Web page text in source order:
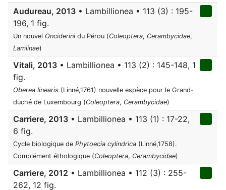
Audureau, 2013 • Lambillionea • 113 (3) : 195-
196, 1 fig.
Un nouvel Onciderini du Pérou (Coleoptera, Cerambycidae,
Lamiinae)
Vitali, 2013 • Lambillionea • 113 (2) : 145-148, 1
fig.
Oberea linearis (Linné,1761) nouvelle espèce pour le Grand-
duché de Luxembourg (Coleoptera, Cerambycidae)
Carriere, 2013 • Lambillionea • 113 (1) : 17-22,
6 fig.
Cycle biologique de Phytoecia cylindrica (Linné,1758).
Complément éthologique (Coleoptera, Cerambycidae)
Carriere, 2012 • Lambillionea • 112 (3) : 255-
262, 12 fig.